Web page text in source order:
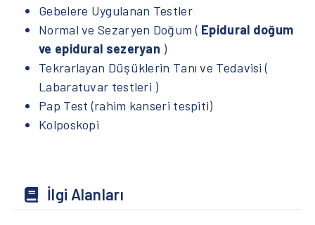
Gebelere Uygulanan Testler
Normal ve Sezaryen Doğum ( Epidural doğum
ve epidural sezeryan )
Tekrarlayan Düşüklerin Tanı ve Tedavisi (
Labaratuvar testleri )
Pap Test (rahim kanseri tespiti)
Kolposkopi
İlgi Alanları